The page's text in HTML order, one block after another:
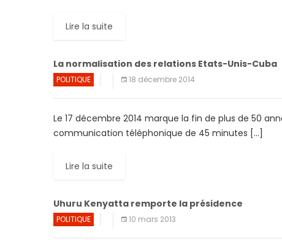
Lire la suite
La normalisation des relations Etats-Unis-Cuba
POLITIQUE 18 décembre 2014
Le 17 décembre 2014 marque la fin de plus de 50
communication téléphonique de 45 minutes […]
Lire la suite
Uhuru Kenyatta remporte la présidence
POLITIQUE 10 mars 2013